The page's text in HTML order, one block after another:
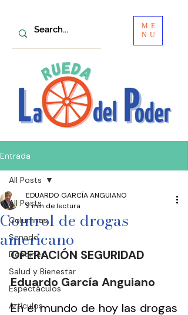
ME
NU
Entrada
All Posts
Columnas
Senado
Deportes
Salud y Bienestar
Espectáculos
Artículos
All Posts
Control de drogas
americano
EDUARDO GARCÍA ANGUIANO
2 min de lectura
OPERACIÓN SEGURIDAD
Eduardo García Anguiano
En el mundo de hoy las drogas